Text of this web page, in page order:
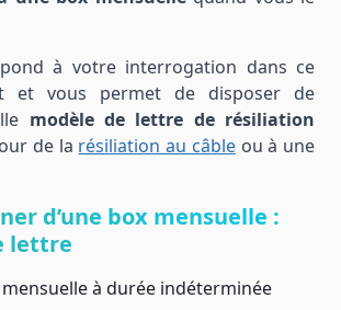
à votre interrogation dans ce
et vous permet de disposer de
modèle de lettre de résiliation
de la résiliation au câbleou à une
d’une box mensuelle :
lettre
à durée indéterminée